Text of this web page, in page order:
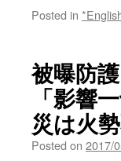
Posted in
被曝防
「影響
災は火
Posted on 2017/